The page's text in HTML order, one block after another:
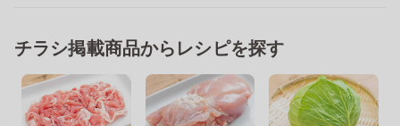
チラシ掲載商品からレシピを探す